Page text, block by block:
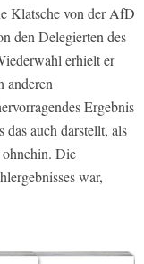
Klatsche von der AfD
den Delegierten des
erhielt er
anderen
Ergebnis
das auch darstellt, als
Die
war,